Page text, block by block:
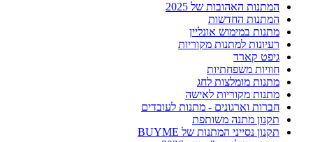
המתנות האהובות של 2025
המתנות החדשות
מתנות במימוש אונליין
רעיונות למתנות מקוריות
גיפט קארד
חוויות משפחתיות
מתנות מומלצות לחג
מתנות מקוריות לאישה
חברות וארגונים - מתנות לעובדים
תקנון מתנה משותפת
תקנון נסייני המתנות של BUYME